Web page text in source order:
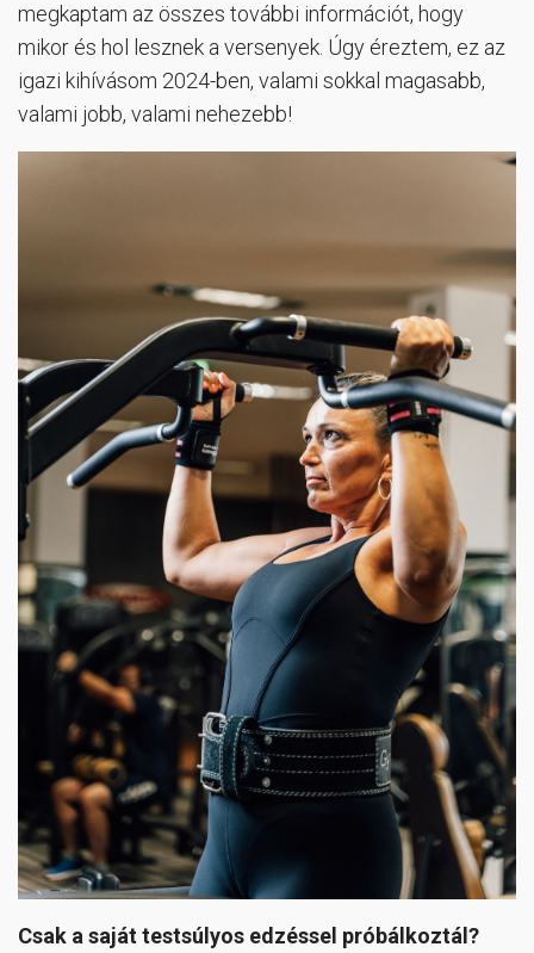
megkaptam az összes további információt, hogy
mikor és hol lesznek a versenyek. Úgy éreztem, ez az
igazi kihívásom 2024-ben, valami sokkal magasabb,
valami jobb, valami nehezebb!
Csak a saját testsúlyos edzéssel próbálkoztál?